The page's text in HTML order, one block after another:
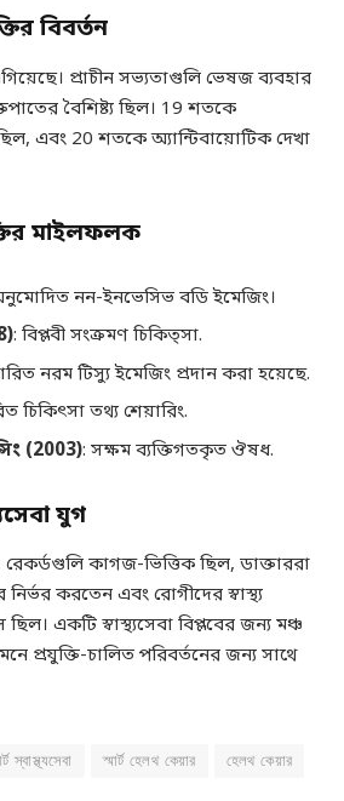
বিবর্তন
প্রাচীন সভ্যতাগুলি ভেষজ ব্যবহার
বৈশিষ্ট্য ছিল। 19 শতকে
এবং 20 শতকে অ্যান্টিবায়োটিক দেখা
মাইলফলক
নন-ইনভেসিভ বডি ইমেজিং।
: বিপ্লবী সংক্রমণ চিকিত্সা.
নরম টিস্যু ইমেজিং প্রদান করা হয়েছে.
চিকিৎসা তথ্য শেয়ারিং.
(2003): সক্ষম ব্যক্তিগতকৃত ঔষধ.
যুগ
রেকর্ডগুলি কাগজ-ভিত্তিক ছিল, ডাক্তাররা
করতেন এবং রোগীদের স্বাস্থ্য
একটি স্বাস্থ্যসেবা বিপ্লবের জন্য মঞ্চ
প্রযুক্তি-চালিত পরিবর্তনের জন্য সাথে
স্বাস্থ্যসেবা স্মার্ট হেলথ কেয়ার হেলথ কেয়ার